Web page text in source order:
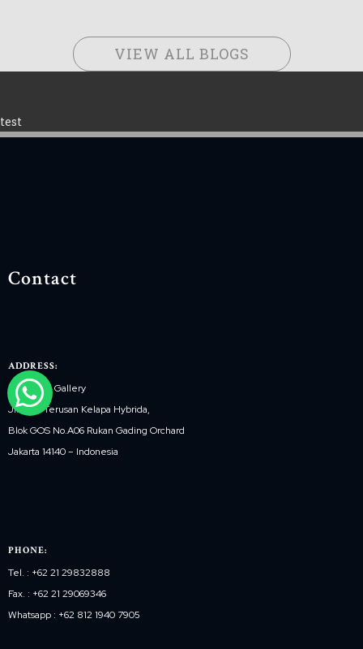
VIEW ALL BLOGS
test
Contact
ADDRESS:
Marketing Gallery
Jl. Raya Terusan Kelapa Hybrida,
Blok GOS No.A06 Rukan Gading Orchard
Jakarta 14140 – Indonesia
PHONE:
Tel. : +62 21 29832888
Fax. : +62 21 29069346
Whatsapp : +62 812 1940 7905